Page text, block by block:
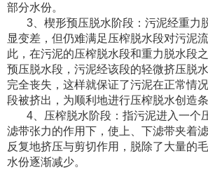
部分水份。
3、楔形预压脱水阶段：污泥经重力
显变差，但仍难满足压榨脱水段对污泥
此，在污泥的压榨脱水段和重力脱水段
预压脱水段，污泥经该段的轻微挤压脱
完全丧失，这样就保证了污泥在正常情
段被挤出，为顺利地进行压榨脱水创造
4、压榨脱水阶段：指污泥进入一个
滤带张力的作用下，使上、下滤带夹着
反复地挤压与剪切作用，脱除了大量的
水份逐渐减少。